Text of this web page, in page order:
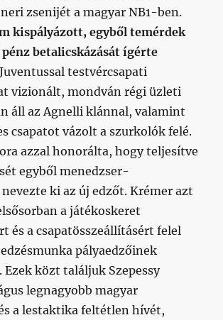
zsenijét a magyar NB1-ben.
kispályázott, egyből temérdek
betalicskázását ígérte
testvércsapati
vizionált, mondván régi üzleti
áll az Agnelli klánnal, valamint
csapatot vázolt a szurkolók felé.
azzal honorálta, hogy teljesítve
egyből menedzser-
ki az új edzőt. Krémer azt
a játékoskeret
és a csapatösszeállításért felel
pályaedzőinek
Ezek közt találjuk Szepessy
legnagyobb magyar
a lestaktika feltétlen hívét,